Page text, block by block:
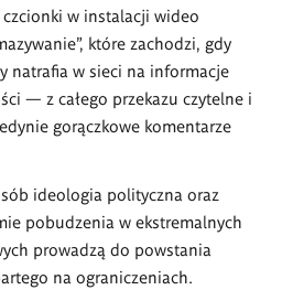
w instalacji wideo
które zachodzi, gdy
natrafia w sieci na informacje
— z całego przekazu czytelne i
gorączkowe komentarze
ideologia polityczna oraz
pobudzenia w ekstremalnych
prowadzą do powstania
na ograniczeniach.